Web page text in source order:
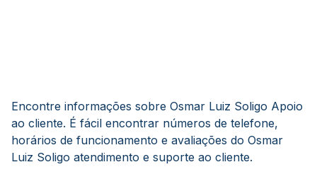
Encontre informações sobre Osmar Luiz Soligo Apoio
ao cliente. É fácil encontrar números de telefone,
horários de funcionamento e avaliações do Osmar
Luiz Soligo atendimento e suporte ao cliente.